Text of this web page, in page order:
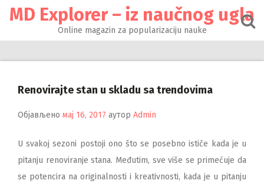
MD Explorer – iz naučnog ugla
Online magazin za popularizaciju nauke
Renovirajte stan u skladu sa trendovima
Објављено мај 16, 2017 аутор Admin
U svakoj sezoni postoji ono što se posebno ističe kada je u
pitanju renoviranje stana. Međutim, sve više se primećuje da
se potencira na originalnosti i kreativnosti, kada je u pitanju